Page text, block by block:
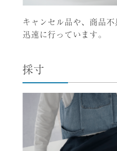
キャンセル品や、商品
迅速に行っています。
採寸